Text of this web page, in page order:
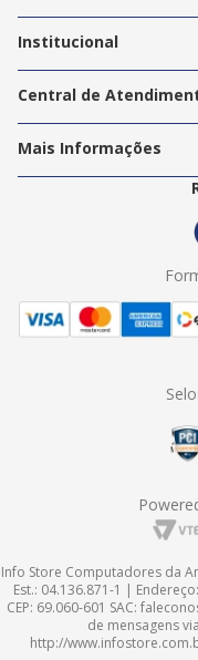
Editar endereços
Institucional
Nossas Lojas
Trabalhe Conosco
Central de
Política de Privacidade
Termos e Condições
Politica de Entrega
Mais Informações
2ª Via Nota Fiscal
Info Store Computadores da
Est.: 04.136.871-1 |
CEP: 69.060-601 SAC:
de mensagens
http://